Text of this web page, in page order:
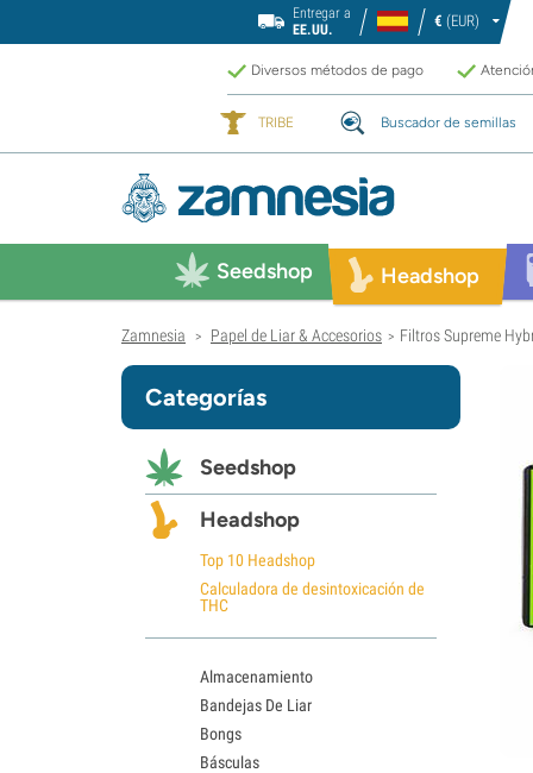
Entregar a
EE.UU.
€ (EUR)
Diversos métodos de pago
TRIBE Buscador de semillas
Seedshop Headshop
Zamnesia > Papel de Liar & Accesorios > Filtros Supreme
Categorías
Seedshop
Headshop
Top 10 Headshop
Calculadora de desintoxicación de
THC
Almacenamiento
Bandejas De Liar
Bongs
Básculas